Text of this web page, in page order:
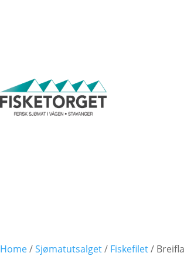
Home/Sjømatutsalget/ Fiskefilet/